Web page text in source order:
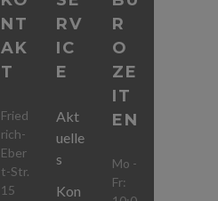
NT
AK
T
Fried
rich-
Eber
t-Str.
15
RV
IC
E
Akt
uelle
s
Kon
R
O
ZE
IT
EN
Mo -
Fr: